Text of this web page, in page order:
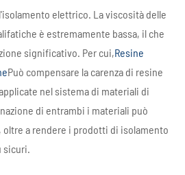
elettrico. La viscosità delle
è estremamente bassa, il che
significativo. Per cui,Resine
Può compensare la carenza di resine
nel sistema di materiali di
di entrambi i materiali può
a rendere i prodotti di isolamento
sicuri.